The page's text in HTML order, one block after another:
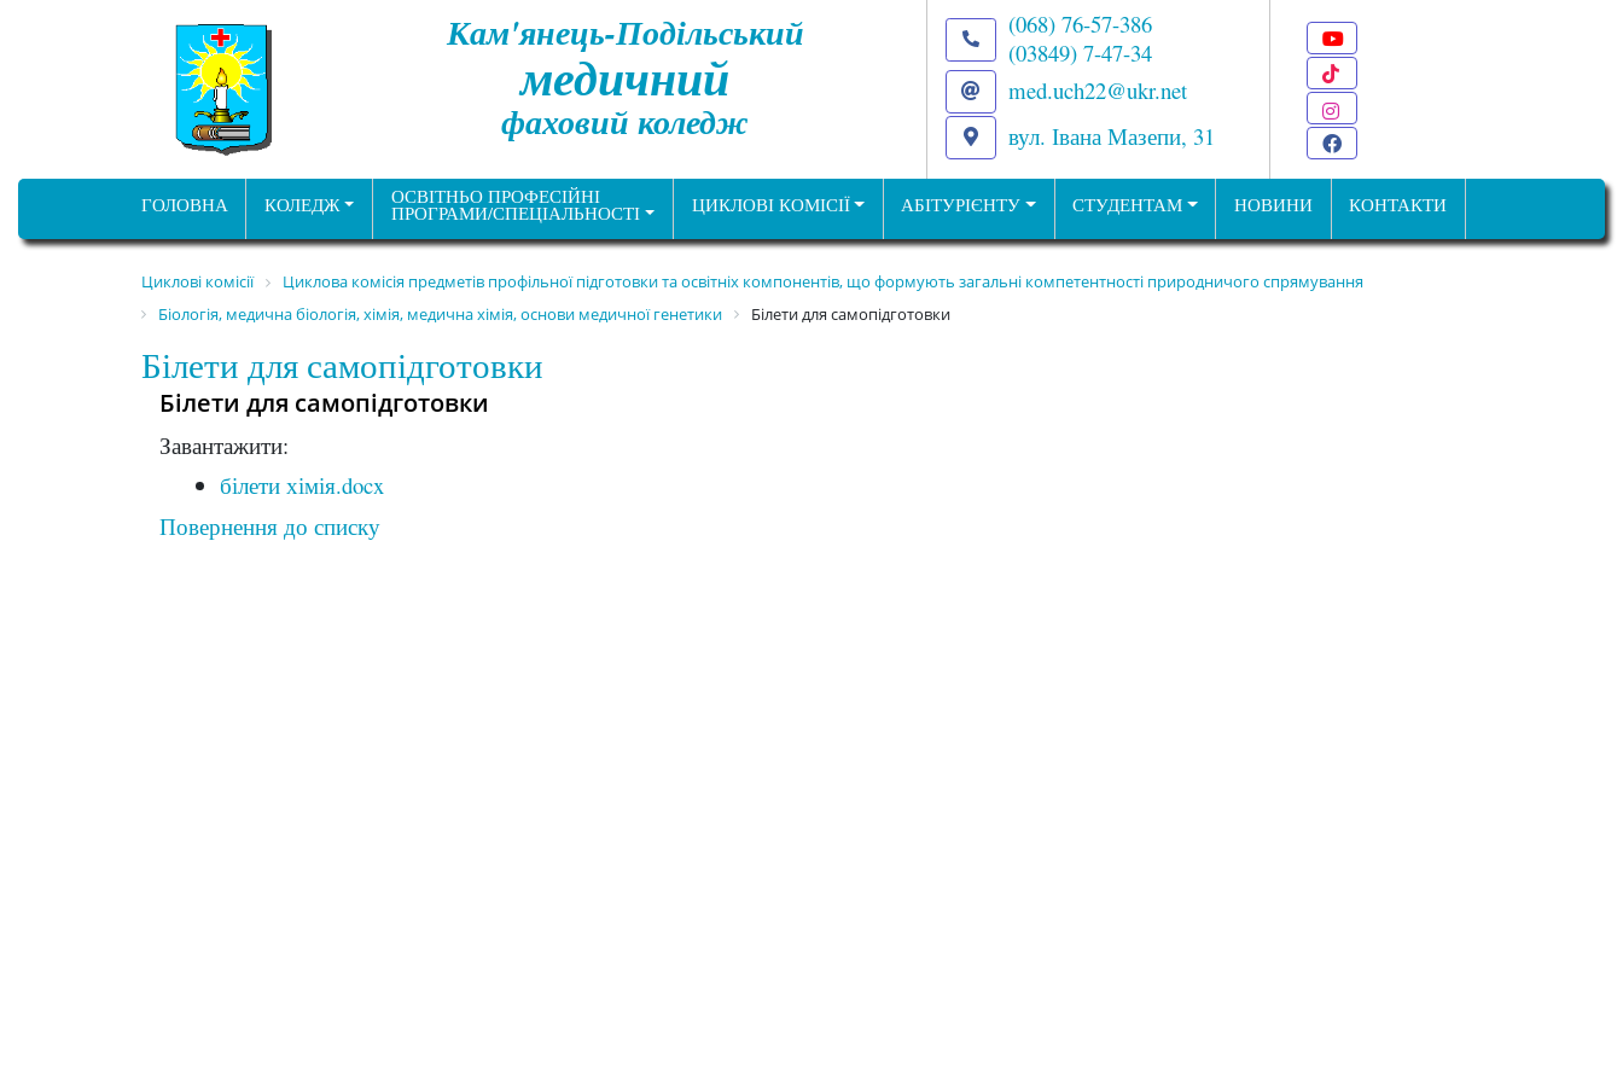
Кам'янець-Подільський
медичний
фаховий коледж
(068) 76-57-386
(03849) 7-47-34
med.uch22@ukr.net
вул. Івана Мазепи, 31
ГОЛОВНА КОЛЕДЖ ОСВІТНЬО ПРОФЕСІЙНІ
ПРОГРАМИ/СПЕЦІАЛЬНОСТІ ЦИКЛОВІ КОМІСІЇ АБІТУРІЄНТУ СТУДЕНТАМ НОВИНИ КОНТАКТИ
Циклові комісії
Циклова комісія предметів профільної підготовки та освітніх компонентів, що формують загальні компетентності природничого спрямування
Біологія, медична біологія, хімія, медична хімія, основи медичної генетики
Білети для самопідготовки
Білети для самопідготовки
Білети для самопідготовки
Завантажити:
білети хімія.docx
Повернення до списку